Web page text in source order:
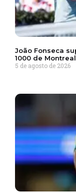
João Fonseca
1000 de Montreal
5 de agosto de 2026